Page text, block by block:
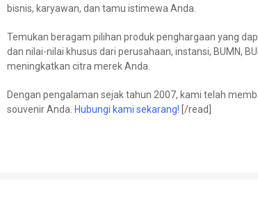
bisnis, karyawan, dan tamu istimewa Anda.
Temukan beragam pilihan produk penghargaan yang
dan nilai-nilai khusus dari perusahaan, instansi, BUMN,
meningkatkan citra merek Anda.
Dengan pengalaman sejak tahun 2007, kami telah
souvenir Anda. Hubungi kami sekarang! [/read]